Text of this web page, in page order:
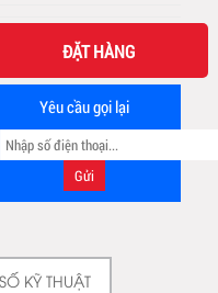
ĐẶT HÀNG
Yêu cầu gọi lại
KỸ THUẬT